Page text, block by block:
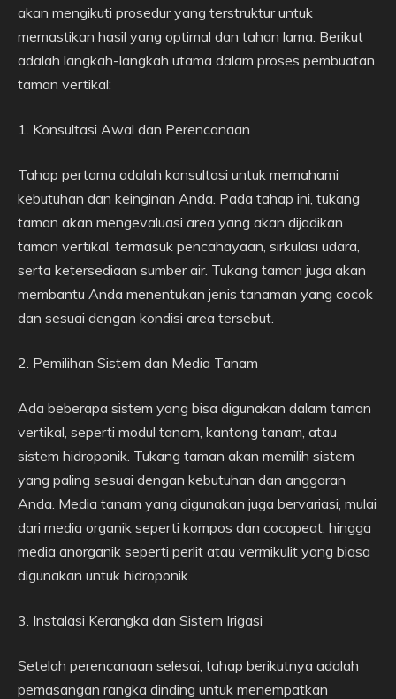
akan mengikuti prosedur yang terstruktur untuk
memastikan hasil yang optimal dan tahan lama. Berikut
adalah langkah-langkah utama dalam proses pembuatan
taman vertikal:
1. Konsultasi Awal dan Perencanaan
Tahap pertama adalah konsultasi untuk memahami
kebutuhan dan keinginan Anda. Pada tahap ini, tukang
taman akan mengevaluasi area yang akan dijadikan
taman vertikal, termasuk pencahayaan, sirkulasi udara,
serta ketersediaan sumber air. Tukang taman juga akan
membantu Anda menentukan jenis tanaman yang cocok
dan sesuai dengan kondisi area tersebut.
2. Pemilihan Sistem dan Media Tanam
Ada beberapa sistem yang bisa digunakan dalam taman
vertikal, seperti modul tanam, kantong tanam, atau
sistem hidroponik. Tukang taman akan memilih sistem
yang paling sesuai dengan kebutuhan dan anggaran
Anda. Media tanam yang digunakan juga bervariasi, mulai
dari media organik seperti kompos dan cocopeat, hingga
media anorganik seperti perlit atau vermikulit yang biasa
digunakan untuk hidroponik.
3. Instalasi Kerangka dan Sistem Irigasi
Setelah perencanaan selesai, tahap berikutnya adalah
pemasangan rangka dinding untuk menempatkan